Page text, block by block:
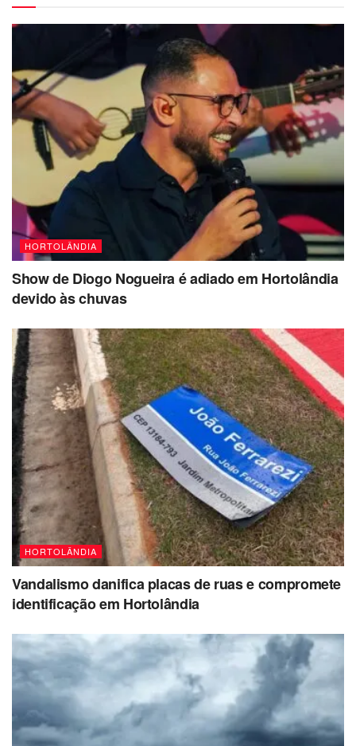
HORTOLÂNDIA
Show de Diogo Nogueira é adiado em Hortolândia
devido às chuvas
HORTOLÂNDIA
Vandalismo danifica placas de ruas e compromete
identificação em Hortolândia